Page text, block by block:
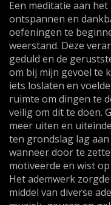
Een meditatie aan
ontspannen en
oefeningen te
weerstand. Deze
geduld en de
om bij mijn gevoel te
iets loslaten en
ruimte om dingen te
veilig om dit te doen.
meer uiten en
ten grondslag lag
wanneer door te
motiveerde en wist
Het ademwerk
middel van diverse